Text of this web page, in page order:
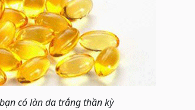
có làn da trắng thần kỳ